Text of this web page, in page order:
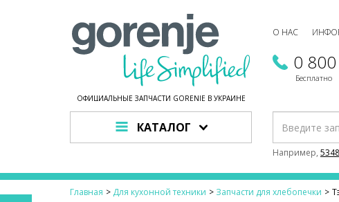
ОФИЦИАЛЬНЫЕ ЗАПЧАСТИ GORENJE В УКРАИНЕ
О НАС
0
Бесплатно
КАТАЛОГ
Например,
Главная Для кухонной техники Запчасти для хлебопечки